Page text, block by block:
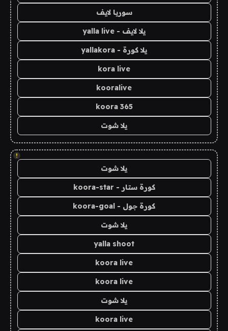
سوريا لايف
يلا لايف - yalla live
يلا كورة - yallakora
kora live
kooralive
koora 365
يلا شوت
!
يلا شوت
كورة ستار - koora-star
كورة جول - koora-goal
يلا شوت
yalla shoot
koora live
koora live
يلا شوت
koora live